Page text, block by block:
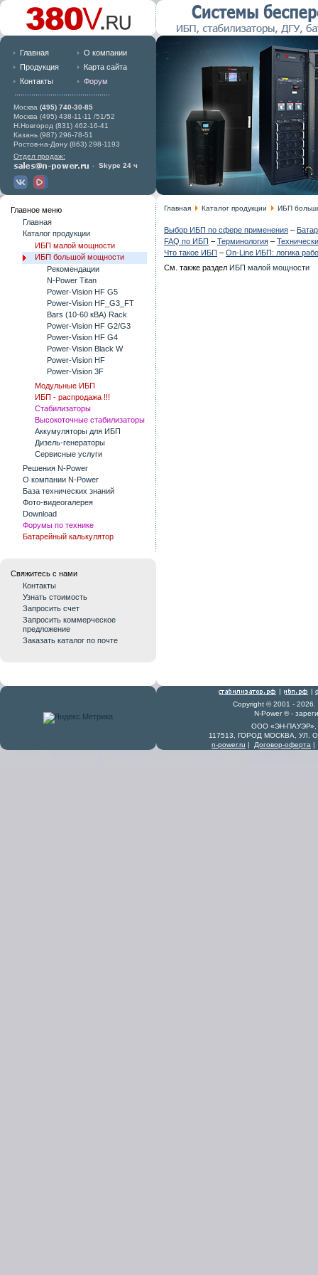
Главная
О компании
Продукция
Карта сайта
Контакты
Форум
Москва (495) 740-30-85
Москва (495) 438-11-11 /51/52
Н.Новгород (831) 462-16-41
Казань (987) 296-78-51
Ростов-на-Дону (863) 298-1193
Отдел продаж:
- Skype 24 ч
Главное меню
Главная
Каталог продукции
ИБП малой мощности
ИБП большой мощности
Рекомендации
N-Power Titan
Power-Vision HF G5
Power-Vision HF_G3_FT
Bars (10-60 кВА) Rack
Power-Vision HF G2/G3
Power-Vision HF G4
Power-Vision Black W
Power-Vision HF
Power-Vision 3F
Модульные ИБП
ИБП - распродажа !!!
Стабилизаторы
Высокоточные стабилизаторы
Аккумуляторы для ИБП
Дизель-генераторы
Сервисные услуги
Решения N-Power
О компании N-Power
База технических знаний
Фото-видеогалерея
Download
Форумы по технике
Батарейный калькулятор
Свяжитесь с нами
Контакты
Узнать стоимость
Запросить счет
Запросить коммерческое
предложение
Заказать каталог по почте
Главная Каталог продукции ИБП
Выбор ИБП по сфере применения –
FAQ по ИБП – Терминология –
Что такое ИБП – On-Line ИБП: логика
См. также раздел ИБП малой мощности
| |
Copyright © 2001 -
N-Power ® -
ООО «ЭН-ПАУЭР»,
117513, ГОРОД МОСКВА, УЛ.
n-power.ru | Договор-оферта